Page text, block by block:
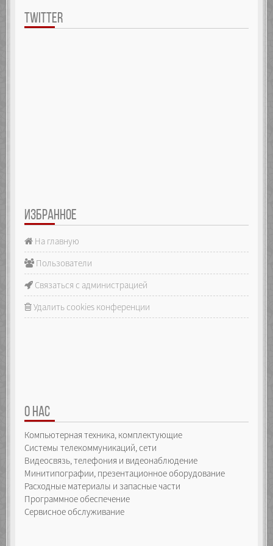
TWITTER
ИЗБРАННОЕ
На главную
Пользователи
Связаться с администрацией
Удалить cookies конференции
О НАС
Компьютерная техника, комплектующие
Системы телекоммуникаций, сети
Видеосвязь, телефония и видеонаблюдение
Минитипографии, презентационное оборудование
Расходные материалы и запасные части
Программное обеспечение
Сервисное обслуживание